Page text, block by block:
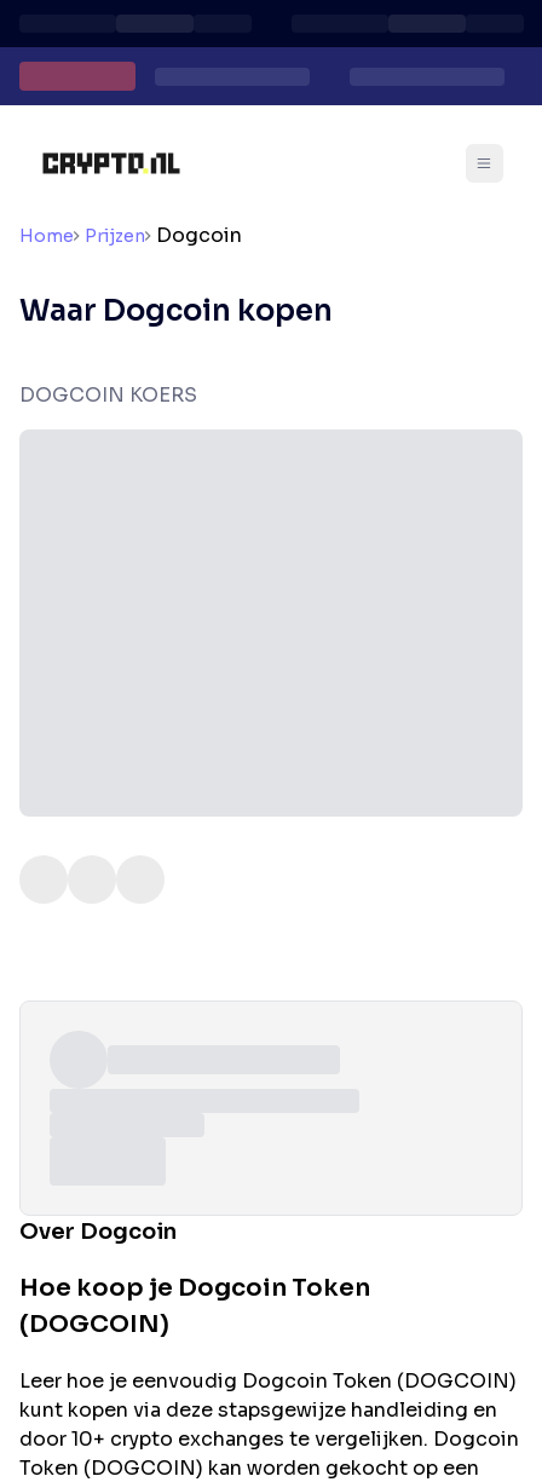
Home Prijzen Dogcoin
Waar Dogcoin kopen
DOGCOIN KOERS
Over Dogcoin
Hoe koop je Dogcoin Token
(DOGCOIN)
Leer hoe je eenvoudig Dogcoin Token (DOGCOIN)
kunt kopen via deze stapsgewijze handleiding en
door 10+ crypto exchanges te vergelijken. Dogcoin
Token (DOGCOIN) kan worden gekocht op een